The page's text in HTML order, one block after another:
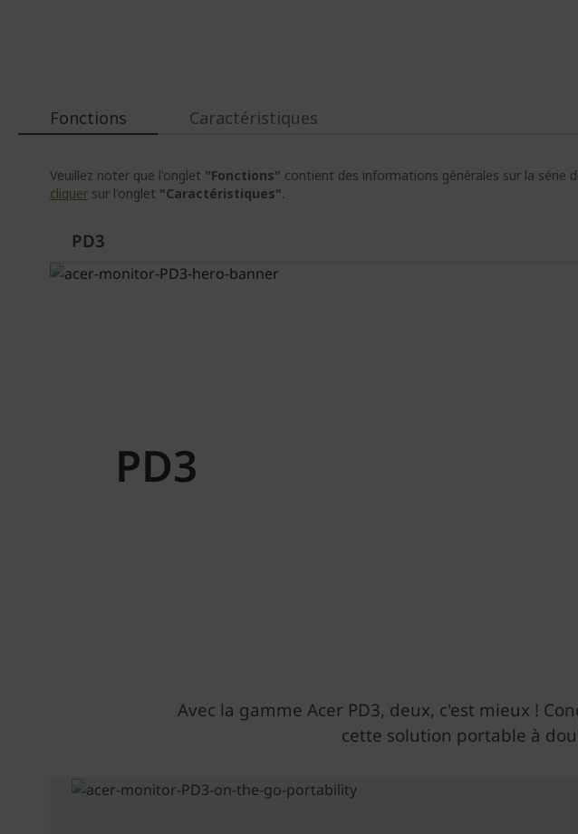
Fonctions
Veuillez noter que l'onglet "Fonctions" contient des informations générales sur la série
cliquer sur l'onglet "Caractéristiques".
Caractéristiques